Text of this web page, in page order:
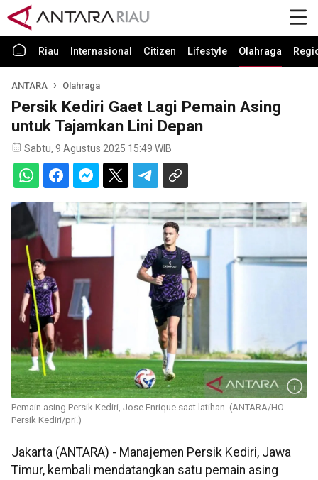
Riau Internasional Citizen Lifestyle Olahraga
ANTARA Olahraga
Persik Kediri Gaet Lagi Pemain Asing
untuk Tajamkan Lini Depan
Sabtu, 9 Agustus 2025 15:49 WIB
Pemain asing Persik Kediri, Jose Enrique saat latihan. (ANTARA/HO-
Persik Kediri/pri.)
Jakarta (ANTARA) - Manajemen Persik Kediri, Jawa
Timur, kembali mendatangkan satu pemain asing